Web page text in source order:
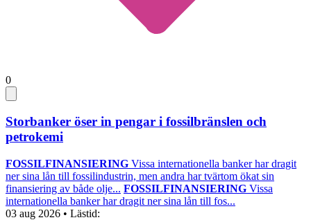
0
Storbanker öser in pengar i fossilbränslen och
petrokemi
FOSSILFINANSIERING Vissa internationella banker har dragit
ner sina lån till fossilindustrin, men andra har tvärtom ökat sin
finansiering av både olje... FOSSILFINANSIERING Vissa
internationella banker har dragit ner sina lån till fos...
03 aug 2026 • Lästid: